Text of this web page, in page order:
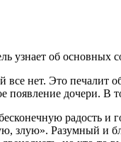
узнает об
нет. Это печалит
дочери. В
радость
злую». Разумный и